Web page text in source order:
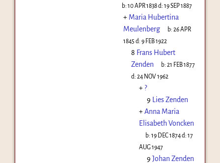
b:10 APR 1838d:19 SEP 1887
+ Maria Hubertina
Meulenberg
b:26 APR
1845 d: 9 FEB 1922
8 Frans Hubert
Zenden
b:21 FEB 1877
d: 24 NOV 1962
+ ?
9 Lies Zenden
+Anna Maria
Elisabeth Voncken
b:19 DEC 1874d:17
AUG 1947
9 Johan Zenden